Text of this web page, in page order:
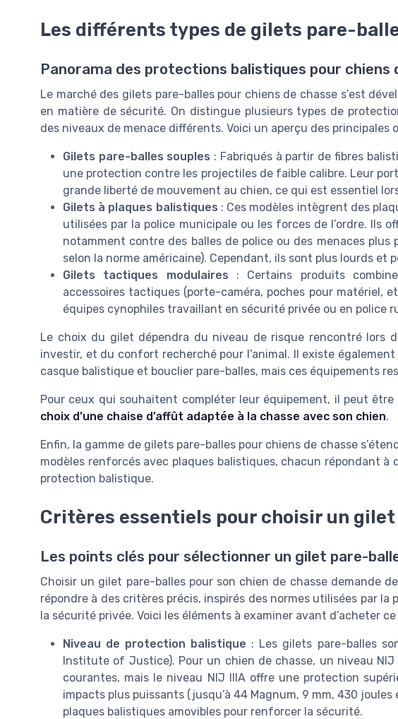
Les différents types de gilets pare-
Panorama des protections balistiques pour chiens
Le marché des gilets pare-balles pour chiens de chasse s’est
en matière de sécurité. On distingue plusieurs types de
des niveaux de menace différents. Voici un aperçu des principales
Gilets pare-balles souples : Fabriqués à partir de fibres
une protection contre les projectiles de faible calibre. Leur
grande liberté de mouvement au chien, ce qui est essentiel
Gilets à plaques balistiques : Ces modèles intègrent des
utilisées par la police municipale ou les forces de l’ordre. Ils
notamment contre des balles de police ou des menaces plus
selon la norme américaine). Cependant, ils sont plus lourds et
Gilets tactiques modulaires : Certains produits
accessoires tactiques (porte-caméra, poches pour matériel,
équipes cynophiles travaillant en sécurité privée ou en police
Le choix du gilet dépendra du niveau de risque rencontré lors
investir, et du confort recherché pour l’animal. Il existe
casque balistique et bouclier pare-balles, mais ces équipements
Pour ceux qui souhaitent compléter leur équipement, il peut
choix d’une chaise d’affût adaptée à la chasse avec son chien.
Enfin, la gamme de gilets pare-balles pour chiens de chasse
modèles renforcés avec plaques balistiques, chacun répondant à
protection balistique.
Critères essentiels pour choisir un
Les points clés pour sélectionner un gilet pare-
Choisir un gilet pare-balles pour son chien de chasse demande
répondre à des critères précis, inspirés des normes utilisées par la
la sécurité privée. Voici les éléments à examiner avant d’acheter
Niveau de protection balistique : Les gilets pare-balles
Institute of Justice). Pour un chien de chasse, un niveau
courantes, mais le niveau NIJ IIIA offre une protection
impacts plus puissants (jusqu’à 44 Magnum, 9 mm, 430
plaques balistiques amovibles pour renforcer la sécurité.